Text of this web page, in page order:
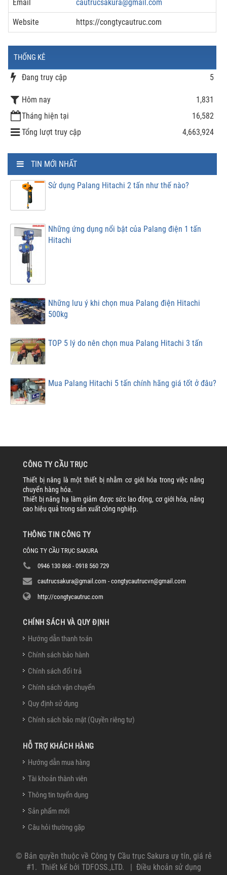
Email cautrucsakura@gmail.com
Website https://congtycautruc.com
THỐNG KÊ
Đang truy cập 5
Hôm nay
1,831
Tháng hiện tại
16,582
Tổng lượt truy cập
4,663,924
TIN MỚI NHẤT
Sử dụng Palang Hitachi 2 tấn như thế nào?
Những ứng dụng nổi bật của Palang điện 1 tấn
Hitachi
Những lưu ý khi chọn mua Palang điện Hitachi
500kg
TOP 5 lý do nên chọn mua Palang Hitachi 3 tấn
Mua Palang Hitachi 5 tấn chính hãng giá tốt ở đâu?
CÔNG TY CẦU TRỤC
Thiết bị nâng là một thiết bị nhằm cơ giới hóa trong việc nâng
chuyển hàng hóa.
Thiết bị nâng hạ làm giảm được sức lao động, cơ giới hóa, nâng
cao hiệu quả trong sản xuất công nghiệp.
THÔNG TIN CÔNG TY
CÔNG TY CẦU TRỤC SAKURA
0946 130 868 - 0918 560 729
cautrucsakura@gmail.com - congtycautrucvn@gmail.com
http://congtycautruc.com
CHÍNH SÁCH VÀ QUY ĐỊNH
Hướng dẫn thanh toán
Chính sách bảo hành
Chính sách đổi trả
Chính sách vận chuyển
Quy định sử dụng
Chính sách bảo mật (Quyền riêng tư)
HỖ TRỢ KHÁCH HÀNG
Hướng dẫn mua hàng
Tài khoản thành viên
Thông tin tuyển dụng
Sản phẩm mới
Câu hỏi thường gặp
© Bản quyền thuộc về Công ty Cầu trục Sakura uy tín, giá rẻ
#1 . Thiết kế bởi TDFOSS.,LTD. | Điều khoản sử dụng